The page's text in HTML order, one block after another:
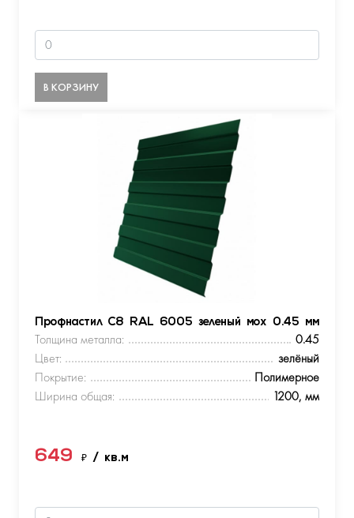
В КОРЗИНУ
Профнастил С8 RAL 6005 зеленый мох 0.45 мм
Толщина металла:
0.45
Цвет:
зелёный
Покрытие:
Полимерное
Ширина общая:
1200, мм
649 ₽ / кв.м